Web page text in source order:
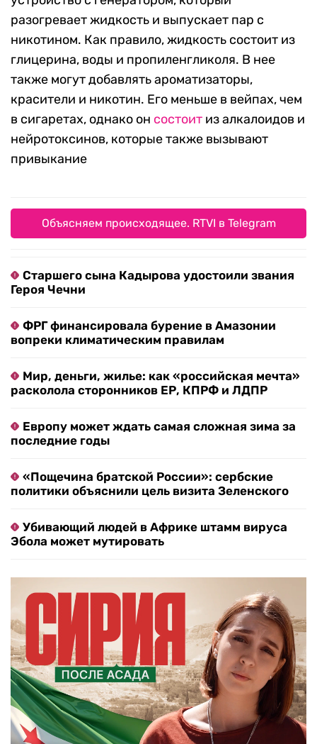
разогревает жидкость и выпускает пар с
никотином. Как правило, жидкость состоит из
глицерина, воды и пропиленгликоля. В нее
также могут добавлять ароматизаторы,
красители и никотин. Его меньше в вейпах, чем
в сигаретах, однако он состоит из алкалоидов и
нейротоксинов, которые также вызывают
привыкание
Объясняем происходящее. RTVI в Telegram
Старшего сына Кадырова удостоили звания
Героя Чечни
ФРГ финансировала бурение в Амазонии
вопреки климатическим правилам
Мир, деньги, жилье: как «российская мечта»
расколола сторонников ЕР, КПРФ и ЛДПР
Европу может ждать самая сложная зима за
последние годы
«Пощечина братской России»: сербские
политики объяснили цель визита Зеленского
Убивающий людей в Африке штамм вируса
Эбола может мутировать